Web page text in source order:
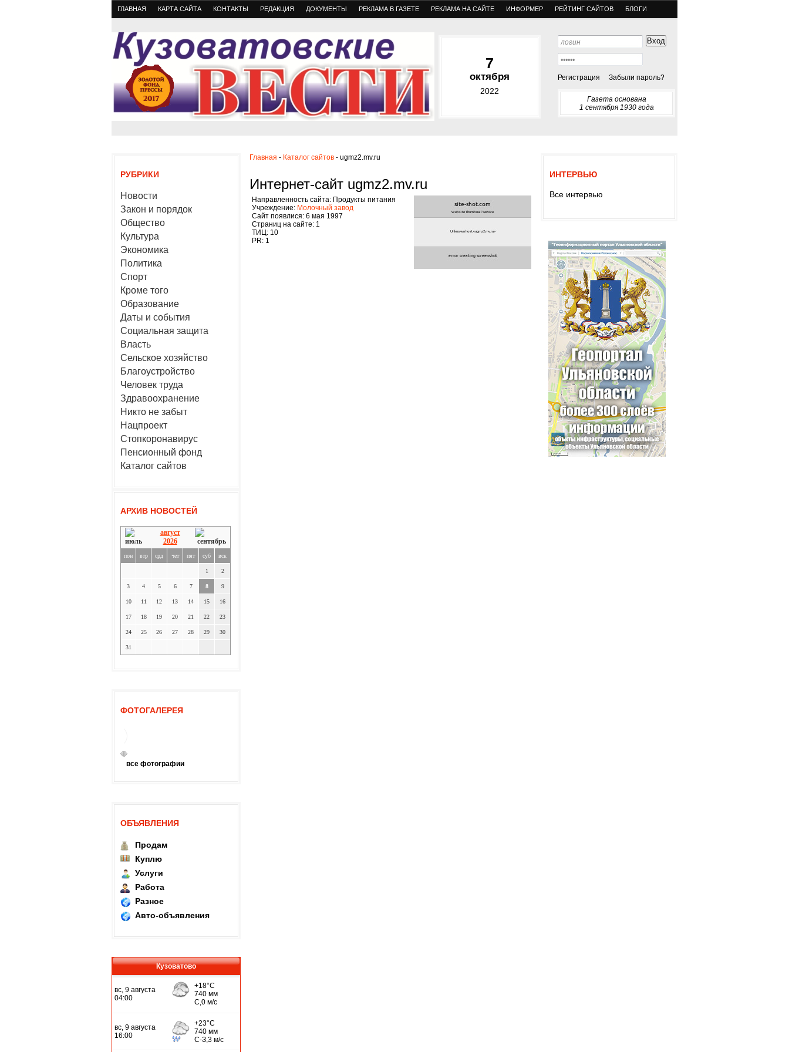
ГЛАВНАЯ КАРТА САЙТА КОНТАКТЫ РЕДАКЦИЯ ДОКУМЕНТЫ РЕКЛАМА В ГАЗЕТЕ РЕКЛАМА НА САЙТЕ ИНФОРМЕР РЕЙТИНГ САЙТОВ БЛОГИ
7
октября
2022
Регистрация Забыли пароль?
Газета основана
1 сентября 1930 года
РУБРИКИ
Новости
Закон и порядок
Общество
Культура
Экономика
Политика
Спорт
Кроме того
Образование
Даты и события
Социальная защита
Власть
Сельское хозяйство
Благоустройство
Человек труда
Здравоохранение
Никто не забыт
Нацпроект
Стопкоронавирус
Пенсионный фонд
Каталог сайтов
АРХИВ НОВОСТЕЙ
август
2026
пон втр срд чет пят суб вск
1 2
3 4 5 6 7 8 9
10 11 12 13 14 15 16
17 18 19 20 21 22 23
24 25 26 27 28 29 30
31
ФОТОГАЛЕРЕЯ
все фотографии
ОБЪЯВЛЕНИЯ
Продам
Куплю
Услуги
Работа
Разное
Авто-объявления
Кузоватово
Главная - Каталог сайтов - ugmz2.mv.ru
Интернет-сайт ugmz2.mv.ru
Направленность сайта: Продукты питания
Учреждение: Молочный завод
Сайт появлися: 6 мая 1997
Страниц на сайте: 1
ТИЦ: 10
PR: 1
ИНТЕРВЬЮ
Все интервью